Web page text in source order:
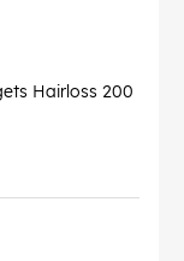
Hairloss 200